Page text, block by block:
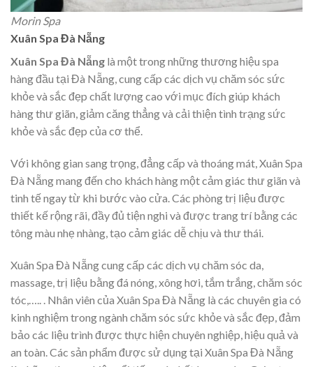
Morin Spa
Xuân Spa Đà Nẵng
Xuân Spa Đà Nẵng là một trong những thương hiệu spa
hàng đầu tại Đà Nẵng, cung cấp các dịch vụ chăm sóc sức
khỏe và sắc đẹp chất lượng cao với mục đích giúp khách
hàng thư giãn, giảm căng thẳng và cải thiện tình trạng sức
khỏe và sắc đẹp của cơ thể.
Với không gian sang trọng, đẳng cấp và thoáng mát, Xuân Spa
Đà Nẵng mang đến cho khách hàng một cảm giác thư giãn và
tinh tế ngay từ khi bước vào cửa. Các phòng trị liệu được
thiết kế rộng rãi, đầy đủ tiện nghi và được trang trí bằng các
tông màu nhẹ nhàng, tạo cảm giác dễ chịu và thư thái.
Xuân Spa Đà Nẵng cung cấp các dịch vụ chăm sóc da,
massage, trị liệu bằng đá nóng, xông hơi, tắm trắng, chăm sóc
tóc,….. . Nhân viên của Xuân Spa Đà Nẵng là các chuyên gia có
kinh nghiệm trong ngành chăm sóc sức khỏe và sắc đẹp, đảm
bảo các liệu trình được thực hiện chuyên nghiệp, hiệu quả và
an toàn. Các sản phẩm được sử dụng tại Xuân Spa Đà Nẵng